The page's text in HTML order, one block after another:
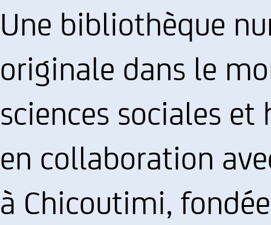
Une bibliothèque
originale dans le
sciences sociales
en collaboration
à Chicoutimi,